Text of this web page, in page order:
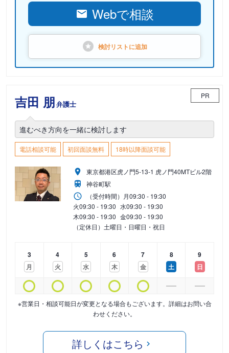
Webで相談
検討リストに追加
吉田 朋弁護士
PR
進むべき方向を一緒に検討します
電話相談可能 初回面談無料 18時以降面談可能
東京都港区虎ノ門5-13-1 虎ノ門40MTビル2階
神谷町駅
（受付時間） 月09:30 - 19:30
火09:30 - 19:30 水09:30 - 19:30
木09:30 - 19:30 金09:30 - 19:30
（定休日）土曜日・日曜日・祝日
3
月
4
火
5
水
6
木
7
金
8
土
9
日
※営業日・相談可能日が変更となる場合もございます。詳細はお問い合
わせください。
詳しくはこちら